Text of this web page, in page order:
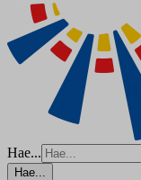
Hae...
Hae...